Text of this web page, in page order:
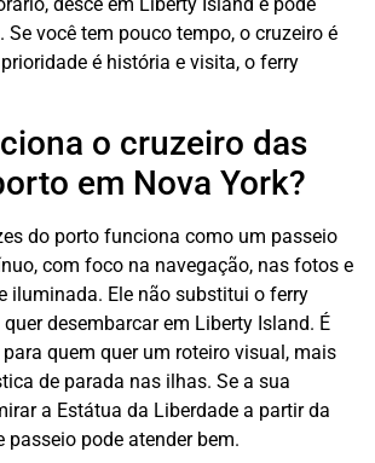
Se você tem pouco tempo, o cruzeiro é
é história e visita, o ferry
o cruzeiro das
em Nova York?
do porto funciona como um passeio
com foco na navegação, nas fotos e
iluminada. Ele não substitui o ferry
desembarcar em Liberty Island. É
quem quer um roteiro visual, mais
de parada nas ilhas. Se a sua
a Estátua da Liberdade a partir da
passeio pode atender bem.